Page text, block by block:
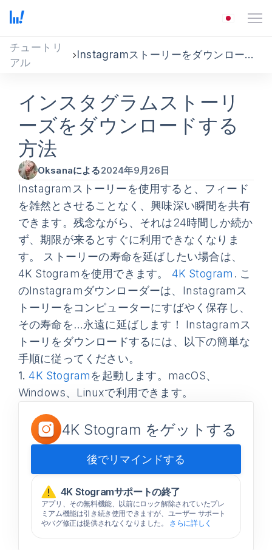
チュートリ
アル
Instagramストーリーをダウンロードする方法
インスタグラムストーリ
ーズをダウンロードする
方法
Oksanaによる2024年9月26日
Instagramストーリーを使用すると、フィード
を雑然とさせることなく、興味深い瞬間を共有
できます。残念ながら、それは24時間しか続か
ず、期限が来るとすぐに利用できなくなりま
す。 ストーリーの寿命を延ばしたい場合は、
4K Stogramを使用できます。 4K Stogram . こ
のInstagramダウンローダーは、Instagramス
トーリーをコンピューターにすばやく保存し、
その寿命を…永遠に延ばします！ Instagramス
トーリをダウンロードするには、以下の簡単な
手順に従ってください。
1. 4K Stogramを起動します。macOS、
Windows、Linuxで利用できます。
4K Stogram をゲットする
後でリマインドする
4K Stogramサポートの終了
アプリ、その無料機能、以前にロック解除されていたプレ
ミアム機能は引き続き使用できますが、ユーザー サポート
やバグ修正は提供されなくなりました。 さらに詳しく